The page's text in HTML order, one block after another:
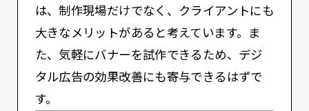
は、制作現場だけでなく、クライアントにも
大きなメリットがあると考えています。ま
た、気軽にバナーを試作できるため、デジ
タル広告の効果改善にも寄与できるはずで
す。